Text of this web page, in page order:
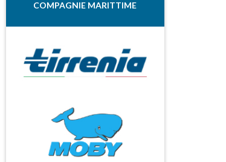
COMPAGNIE MARITTIME